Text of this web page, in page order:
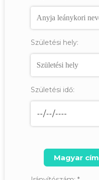
Születési hely:
Születési idő:
Magyar cím